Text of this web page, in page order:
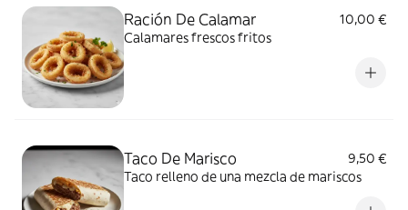
Ración De Calamar
10,00 €
Calamares frescos fritos
Taco De Marisco
9,50 €
Taco relleno de una mezcla de mariscos